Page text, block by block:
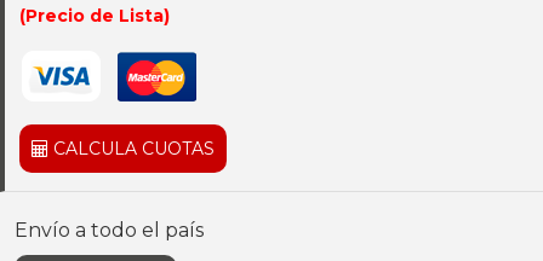
(Precio de Lista)
CALCULA CUOTAS
Envío a todo el país